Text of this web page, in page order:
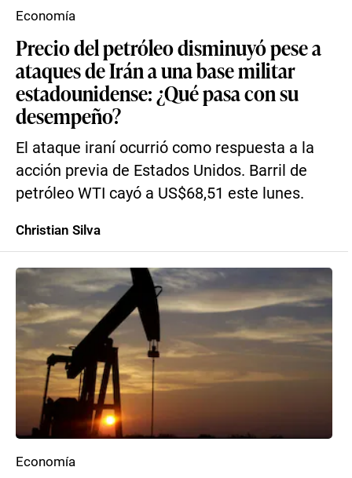
Precio del petróleo disminuyó pese a
ataques de Irán a una base militar
estadounidense: ¿Qué pasa con su
desempeño?
El ataque iraní ocurrió como respuesta a la
acción previa de Estados Unidos. Barril de
petróleo WTI cayó a US$68,51 este lunes.
Economía
Christian Silva
Economía